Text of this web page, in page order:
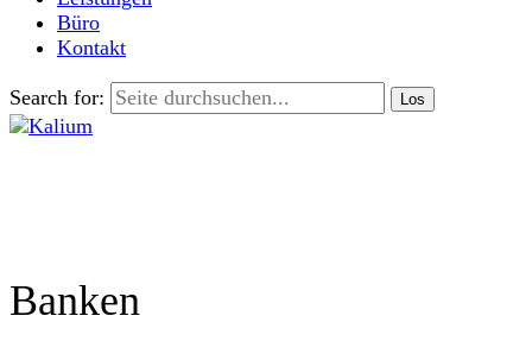
Büro
Kontakt
Search for:
Banken